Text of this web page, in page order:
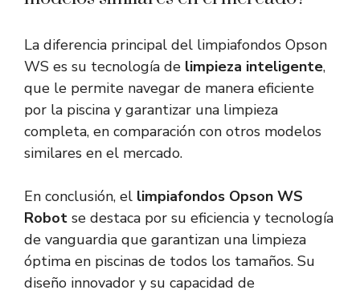
La diferencia principal del limpiafondos Opson
WS es su tecnología de limpieza inteligente,
que le permite navegar de manera eficiente
por la piscina y garantizar una limpieza
completa, en comparación con otros modelos
similares en el mercado.
En conclusión, el limpiafondos Opson WS
Robot se destaca por su eficiencia y tecnología
de vanguardia que garantizan una limpieza
óptima en piscinas de todos los tamaños. Su
diseño innovador y su capacidad de